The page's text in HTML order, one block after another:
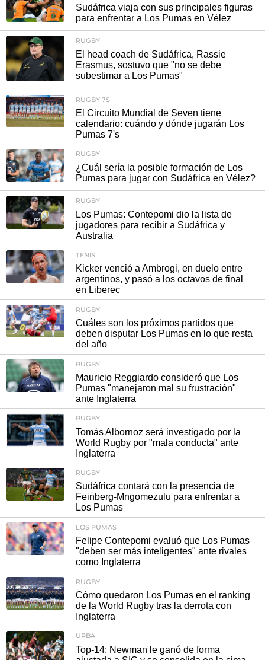
Sudáfrica viaja con sus principales figuras
para enfrentar a Los Pumas en Vélez
RUGBY
El head coach de Sudáfrica, Rassie
Erasmus, sostuvo que "no se debe
subestimar a Los Pumas"
RUGBY 7S
El Circuito Mundial de Seven tiene
calendario: cuándo y dónde jugarán Los
Pumas 7's
RUGBY
¿Cuál sería la posible formación de Los
Pumas para jugar con Sudáfrica en Vélez?
RUGBY
Los Pumas: Contepomi dio la lista de
jugadores para recibir a Sudáfrica y
Australia
TENIS
Kicker venció a Ambrogi, en duelo entre
argentinos, y pasó a los octavos de final
en Liberec
RUGBY
Cuáles son los próximos partidos que
deben disputar Los Pumas en lo que resta
del año
RUGBY
Mauricio Reggiardo consideró que Los
Pumas "manejaron mal su frustración"
ante Inglaterra
RUGBY
Tomás Albornoz será investigado por la
World Rugby por "mala conducta" ante
Inglaterra
RUGBY
Sudáfrica contará con la presencia de
Feinberg-Mngomezulu para enfrentar a
Los Pumas
LOS PUMAS
Felipe Contepomi evaluó que Los Pumas
"deben ser más inteligentes" ante rivales
como Inglaterra
RUGBY
Cómo quedaron Los Pumas en el ranking
de la World Rugby tras la derrota con
Inglaterra
URBA
Top-14: Newman le ganó de forma